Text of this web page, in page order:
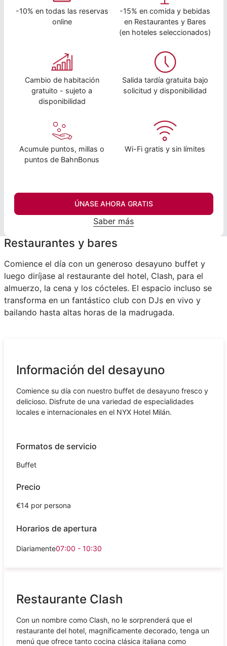
-10% en todas las reservas
online
-15% en comida y bebidas
en Restaurantes y Bares
(en hoteles seleccionados)
Cambio de habitación
gratuito - sujeto a
disponibilidad
Salida tardía gratuita bajo
solicitud y disponibilidad
Acumule puntos, millas o
puntos de BahnBonus
Wi-Fi gratis y sin límites
ÚNASE AHORA GRATIS
Saber más
Restaurantes y bares
Comience el día con un generoso desayuno buffet y
luego diríjase al restaurante del hotel, Clash, para el
almuerzo, la cena y los cócteles. El espacio incluso se
transforma en un fantástico club con DJs en vivo y
bailando hasta altas horas de la madrugada.
Información del desayuno
Comience su día con nuestro buffet de desayuno fresco y
delicioso. Disfrute de una variedad de especialidades
locales e internacionales en el NYX Hotel Milán.
Formatos de servicio
Buffet
Precio
€14 por persona
Horarios de apertura
Diariamente07:00 - 10:30
Restaurante Clash
Con un nombre como Clash, no le sorprenderá que el
restaurante del hotel, magníficamente decorado, tenga un
menú que ofrece tanto cocina clásica italiana como